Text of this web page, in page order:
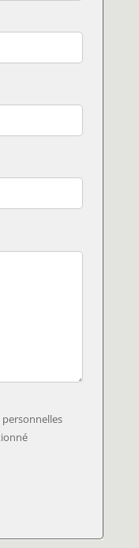
personnelles